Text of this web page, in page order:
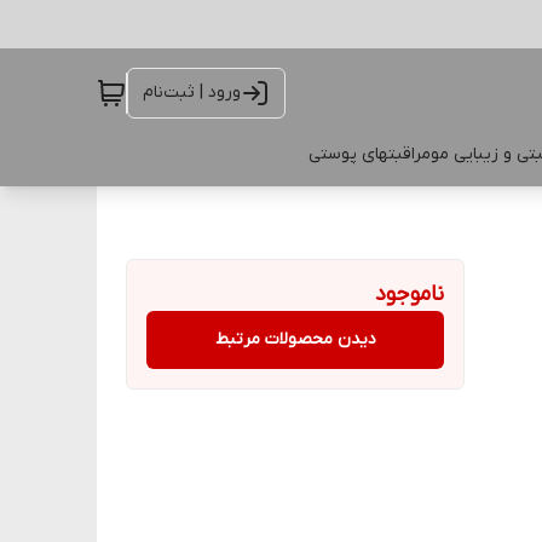
ورود | ثبت‌نام
و زیبایی مومراقبتهای پوستی
ناموجود
دیدن محصولات مرتبط